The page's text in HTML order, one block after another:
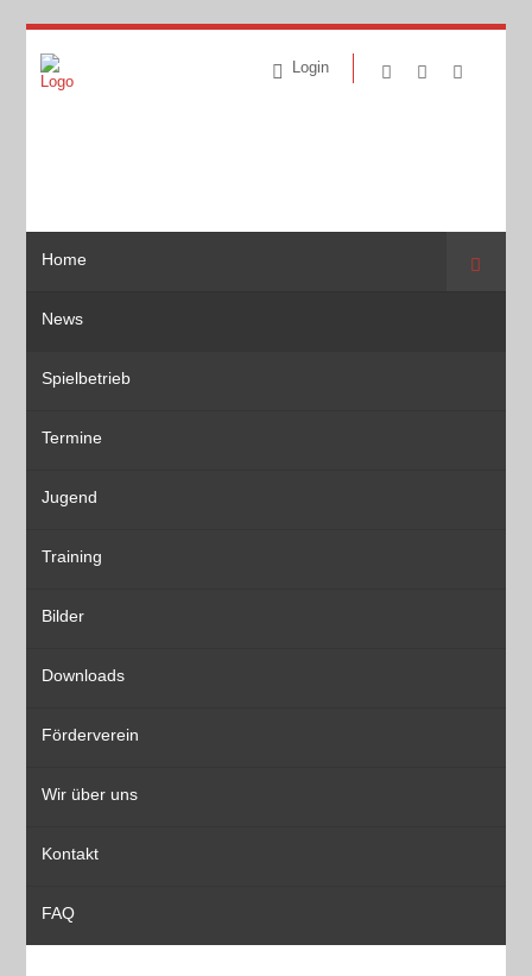
Login
Home
News
Spielbetrieb
Termine
Jugend
Training
Bilder
Downloads
Förderverein
Wir über uns
Kontakt
FAQ
Suche